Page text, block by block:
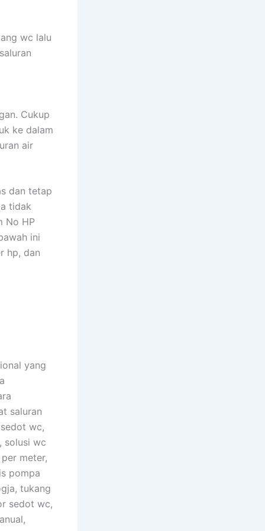
wc lalu
Cukup
ke dalam
air
dan tetap
tidak
No HP
ini
hp, dan
yang
saluran
wc,
solusi wc
meter,
pompa
tukang
sedot wc,